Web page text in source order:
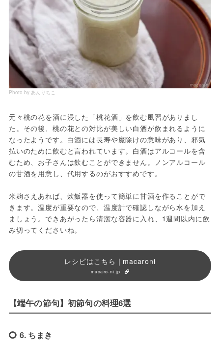
Photo by あんりちこ
元々桃の花を酒に浸した「桃花酒」を飲む風習がありまし
た。その後、桃の花との対比が美しい白酒が飲まれるように
なったようです。白酒には長寿や魔除けの意味があり、邪気
払いのために飲むと言われています。白酒はアルコールを含
むため、お子さんは飲むことができません。ノンアルコール
の甘酒を用意し、代用するのがおすすめです。
米麹さえあれば、炊飯器を使って簡単に甘酒を作ることがで
きます。温度が重要なので、温度計で確認しながら水を加え
ましょう。できあがったら清潔な容器に入れ、1週間以内に飲
み切ってくださいね。
レシピはこちら｜macaroni
macaro-ni.jp
【端午の節句】初節句の料理6選
6. ちまき